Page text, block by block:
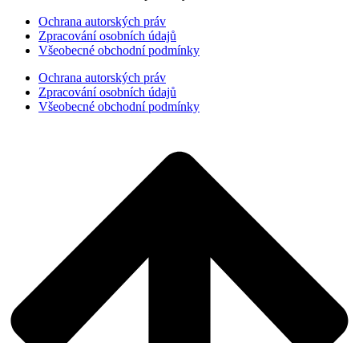
Ochrana autorských práv
Zpracování osobních údajů
Všeobecné obchodní podmínky
Ochrana autorských práv
Zpracování osobních údajů
Všeobecné obchodní podmínky